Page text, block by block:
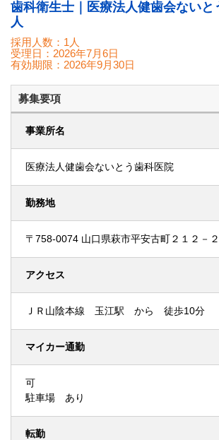
歯科衛生士｜医療法人健歯会ないと
人
採用人数：1人
受理日： 2026年7月6日
有効期限： 2026年9月30日
募集要項
事業所名
医療法人健歯会ないとう歯科医院
勤務地
〒758-0074 山口県萩市平安古町２１２－２
アクセス
ＪＲ山陰本線 玉江駅 から 徒歩10分
マイカー通勤
可
駐車場 あり
転勤